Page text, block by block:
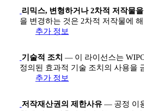
리믹스, 변형하거나 2차적 저작물
을 변경하는 것은 2차적 저작물에
추가 정보
기술적 조치 — 이 라이선스는
정의된 효과적 기술 조치의 사용을
추가 정보
저작재산권의 제한사유 — 공정 이